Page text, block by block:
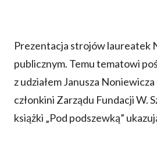
Prezentacja strojów laureatek
publicznym. Temu tematowi
z udziałem Janusza
członkini Zarządu Fundacji W.
książki „Pod podszewką”